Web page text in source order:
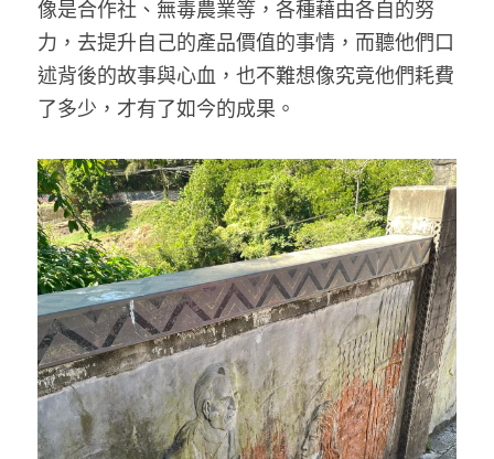
像是合作社、無毒農業等，各種藉由各自的努
力，去提升自己的產品價值的事情，而聽他們口
述背後的故事與心血，也不難想像究竟他們耗費
了多少，才有了如今的成果。